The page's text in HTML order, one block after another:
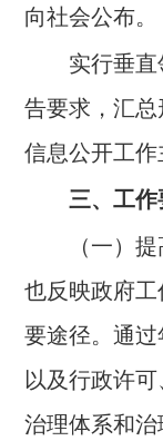
向社会公布。
实行垂
告要求，汇
信息公开工作
三、工作
（一）
也反映政府
要途径。通
以及行政许
治理体系和